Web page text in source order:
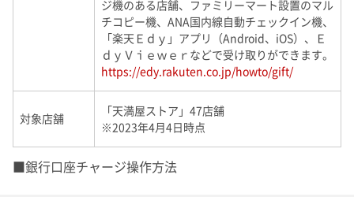
ジ機のある店舗、ファミリーマート設置のマル
チコピー機、ANA国内線自動チェックイン機、
「楽天Ｅｄｙ」アプリ（Android、iOS）、Ｅ
ｄｙＶｉｅｗｅｒなどで受け取りができます。
https://edy.rakuten.co.jp/howto/gift/
対象店舗
「天満屋ストア」47店舗
※2023年4月4日時点
■銀行口座チャージ操作方法